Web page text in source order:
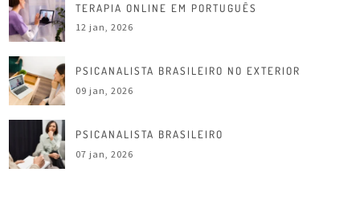
TERAPIA ONLINE EM PORTUGUÊS
12 jan, 2026
PSICANALISTA BRASILEIRO NO EXTERIOR
09 jan, 2026
PSICANALISTA BRASILEIRO
07 jan, 2026